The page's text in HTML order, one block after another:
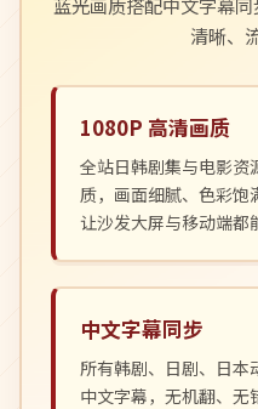
清晰、
1080P 高清画质
全站日韩剧集与电影资
质，画面细腻、色彩饱
让沙发大屏与移动端都
中文字幕同步
所有韩剧、日剧、日本
中文字幕，无机翻、无